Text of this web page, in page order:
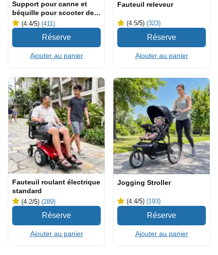
Support pour canne et
béquille pour scooter de
mobilité
(4.4/5) (411)
Ajouter au panier
Fauteuil releveur
(4.5/5) (323)
Ajouter au panier
Fauteuil roulant électrique
standard
(4.2/5) (289)
Ajouter au panier
Jogging Stroller
(4.4/5) (193)
Ajouter au panier